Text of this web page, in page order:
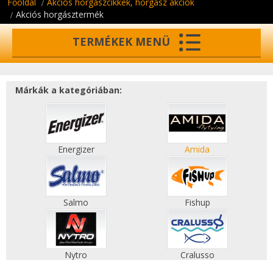
Akciós horgásztermék
TERMÉKEK MENÜ
Márkák a kategóriában:
Energizer Amida
Salmo Fishup
Nytro Cralusso